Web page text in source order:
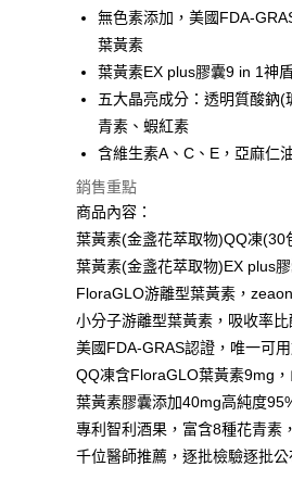
華南商業銀行
國泰世華商業銀行
臺灣中小企業銀行
匯豐（台灣）商業銀行
聯邦商業銀行
元大商業銀行
台新國際商業銀行
台灣樂天信用卡公司
合作金庫商業銀行
華南商業銀行
上海商業儲蓄銀行
臺灣中小企業銀行
匯豐（台灣）商業銀行
聯邦商業銀行
元大商業銀行
台新國際商業銀行
台灣樂天信用卡公司
超商取貨付款
LINE Pay
Apple Pay
街口支付
悠遊付
Google Pay
全盈+PAY
運送方式
每筆NT$90，滿NT$999(含以
無色素添加，美國FDA-
葉黃素
葉黃素EX plus膠囊9 in 1神
五大晶亮成分：透明質酸鈉
青素、蝦紅素
含維生素A、C、E，亞麻仁
銷售重點
商品內容：
葉黃素(金盞花萃取物)QQ凍(30
葉黃素(金盞花萃取物)EX plus
FloraGLO游離型葉黃素，
小分子游離型葉黃素，吸收率
美國FDA-GRAS認證，唯一可
QQ凍含FloraGLO葉黃素9mg
葉黃素膠囊添加40mg高純度
專利智利酒果，富含8種花青素
千位醫師推薦，逐批檢驗逐批